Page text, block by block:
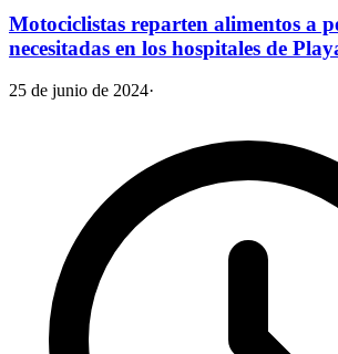
Motociclistas reparten alimentos a
necesitadas en los hospitales de
25 de junio de 2024·